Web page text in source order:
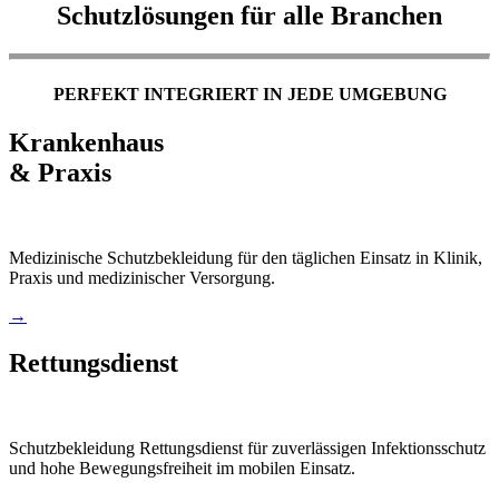
Schutzlösungen für alle Branchen
PERFEKT INTEGRIERT IN JEDE UMGEBUNG
Krankenhaus
& Praxis
Medizinische Schutzbekleidung für den täglichen Einsatz in Klinik,
Praxis und medizinischer Versorgung.
→
Rettungsdienst
Schutzbekleidung Rettungsdienst für zuverlässigen Infektionsschutz
und hohe Bewegungsfreiheit im mobilen Einsatz.